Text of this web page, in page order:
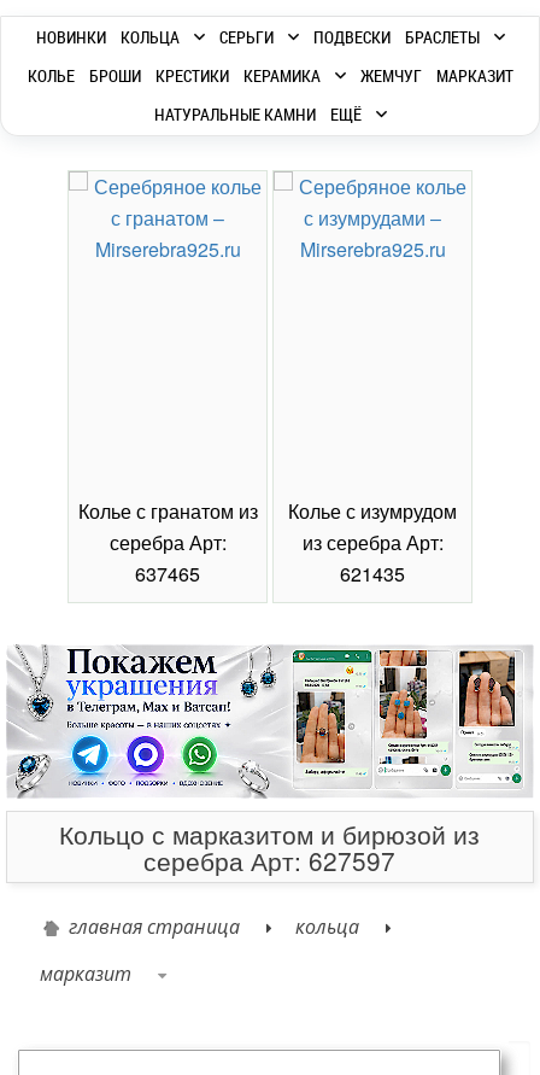
НОВИНКИ КОЛЬЦА СЕРЬГИ ПОДВЕСКИ
БРАСЛЕТЫ
КОЛЬЕ
БРОШИ КРЕСТИКИ КЕРАМИКА ЖЕМЧУГ
МАРКАЗИТ
НАТУРАЛЬНЫЕ КАМНИ
ЕЩЁ
Колье с гранатом из
серебра Арт:
637465
Колье с изумрудом
из серебра Арт:
621435
Кольцо с марказитом и бирюзой из
серебра Арт: 627597
главная страница
кольца
марказит